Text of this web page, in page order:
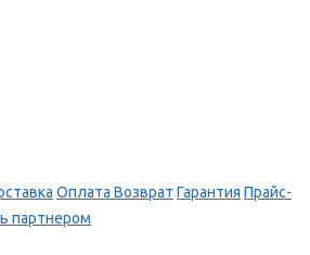
Оплата Возврат Гарантия Прайс-
партнером